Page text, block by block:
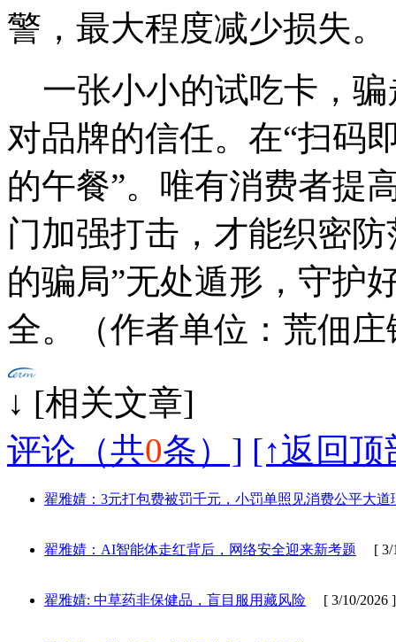
警，最大程度减少损失。
一张小小的试吃卡，骗
对品牌的信任。在“扫码
的午餐”。唯有消费者提
门加强打击，才能织密
的骗局”无处遁形，守护
全。（作者单位：荒佃
↓ [相
评论（共0条）] [↑返回顶
翟雅婧：3元打包费被罚千元，小罚单照见消费公平大道
翟雅婧：AI智能体走红背后，网络安全迎来新考题 [ 3/
翟雅婧: 中草药非保健品，盲目服用藏风险 [ 3/10/2026 ]